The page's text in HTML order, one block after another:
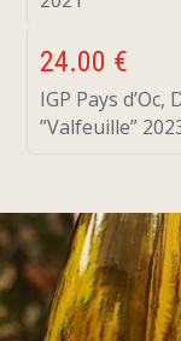
24.00 €
IGP Pays
”Valfeuille”